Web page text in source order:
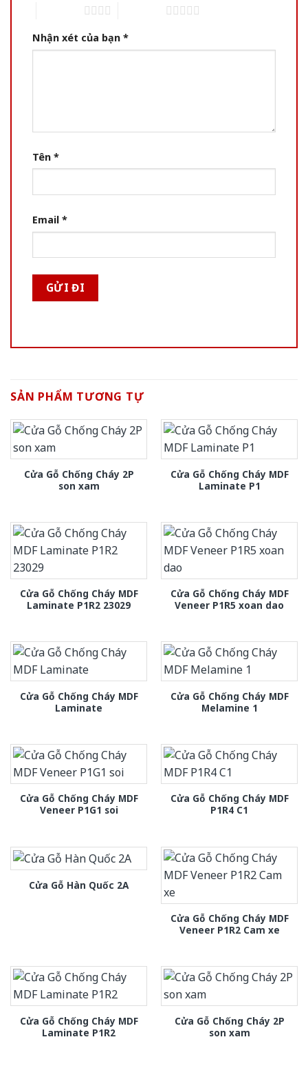
Nhận xét của bạn *
Tên *
Email *
SẢN PHẨM TƯƠNG TỰ
Cửa Gỗ Chống Cháy 2P
son xam
Cửa Gỗ Chống Cháy MDF
Laminate P1
Cửa Gỗ Chống Cháy MDF
Laminate P1R2 23029
Cửa Gỗ Chống Cháy MDF
Veneer P1R5 xoan dao
Cửa Gỗ Chống Cháy MDF
Laminate
Cửa Gỗ Chống Cháy MDF
Melamine 1
Cửa Gỗ Chống Cháy MDF
Veneer P1G1 soi
Cửa Gỗ Chống Cháy MDF
P1R4 C1
Cửa Gỗ Hàn Quốc 2A
Cửa Gỗ Chống Cháy MDF
Veneer P1R2 Cam xe
Cửa Gỗ Chống Cháy MDF
Laminate P1R2
Cửa Gỗ Chống Cháy 2P
son xam